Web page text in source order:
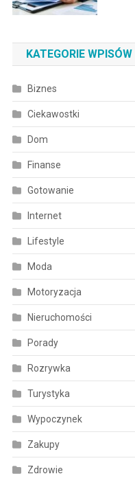
KATEGORIE WPISÓW
Biznes
Ciekawostki
Dom
Finanse
Gotowanie
Internet
Lifestyle
Moda
Motoryzacja
Nieruchomości
Porady
Rozrywka
Turystyka
Wypoczynek
Zakupy
Zdrowie